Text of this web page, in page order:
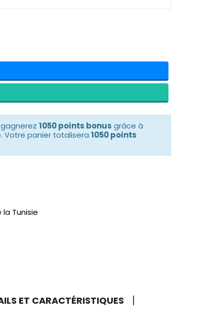
1050 points bonus grâce à
Votre panier totalisera 1050 points
la Tunisie
ET CARACTÉRISTIQUES